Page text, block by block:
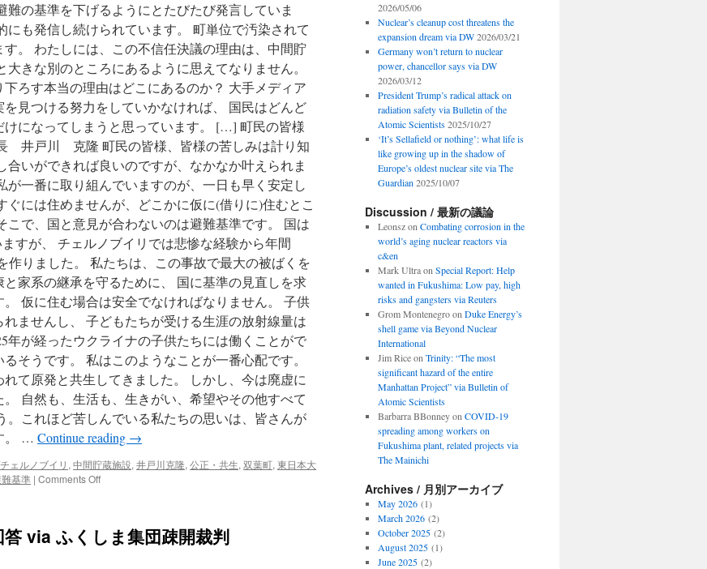
の基準を下げるようにとたびたび発言していま
も発信し続けられています。 町単位で汚染されて
。 わたしには、この不信任決議の理由は、中間貯
きな別のところにあるように思えてなりません。
ろす本当の理由はどこにあるのか？ 大手メディア
見つける努力をしていかなければ、 国民はどんど
けになってしまうと思っています。 […] 町民の皆様
戸川 克隆 町民の皆様、皆様の苦しみは計り知
いができれば良いのですが、なかなか叶えられま
一番に取り組んでいますのが、一日も早く安定し
には住めませんが、どこかに仮に(借りに)住むとこ
こで、国と意見が合わないのは避難基準です。 国は
すが、 チェルノブイリでは悲惨な経験から年間
作りました。 私たちは、この事故で最大の被ばくを
家系の継承を守るために、 国に基準の見直しを求
仮に住む場合は安全でなければなりません。 子供
ませんし、 子どもたちが受ける生涯の放射線量は
年が経ったウクライナの子供たちには働くことがで
そうです。 私はこのようなことが一番心配です。
て原発と共生してきました。 しかし、今は廃虚に
自然も、生活も、生きがい、希望やその他すべて
。これほど苦しんでいる私たちの思いは、皆さんが
。 … Continue reading →
ェルノブイリ , 中間貯蔵施設, 井戸川克隆, 公正・共生, 双葉町, 東日本大
難基準 | Comments Offon
via ふくしま集団疎開裁判
2026/05/06
Nuclear’s cleanup cost threatens the
expansion dream via DW 2026/03/21
Germany won’t return to nuclear
power, chancellor says via DW
2026/03/12
President Trump’s radical attack on
radiation safety via Bulletin of the
Atomic Scientists 2025/10/27
‘It’s Sellafield or nothing’: what life is
like growing up in the shadow of
Europe’s oldest nuclear site via The
Guardian 2025/10/07
Discussion / 最新の議論
Leonszon Combating corrosion in the
world’s aging nuclear reactors via
c&en
Mark Ultraon Special Report: Help
wanted in Fukushima: Low pay, high
risks and gangsters via Reuters
Grom Montenegroon Duke Energy’s
shell game via Beyond Nuclear
International
Jim Riceon Trinity: “The most
significant hazard of the entire
Manhattan Project” via Bulletin of
Atomic Scientists
Barbarra BBonneyon COVID-19
spreading among workers on
Fukushima plant, related projects via
The Mainichi
Archives / 月別アーカイブ
May 2026(1)
March 2026(2)
October 2025(2)
August 2025(1)
June 2025(2)